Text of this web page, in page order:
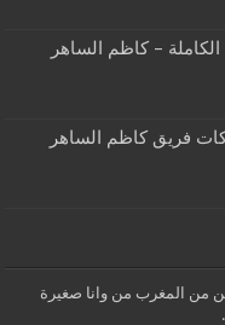
– كاظم الساهر
من المغرب من وانا صغيرة